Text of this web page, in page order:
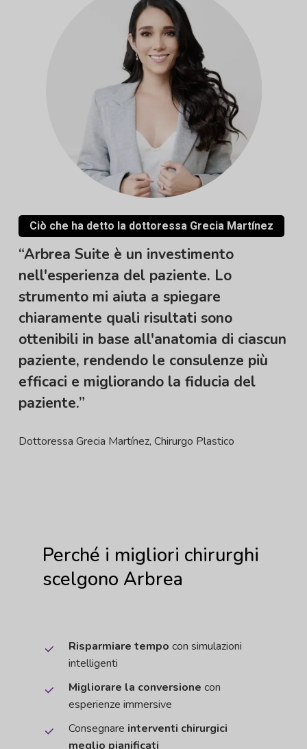
Ciò che ha detto la dottoressa Grecia Martínez
“Arbrea Suite è un investimento
nell'esperienza del paziente. Lo
strumento mi aiuta a spiegare
chiaramente quali risultati sono
ottenibili in base all'anatomia di ciascun
paziente, rendendo le consulenze più
efficaci e migliorando la fiducia del
paziente.”
Dottoressa Grecia Martínez, Chirurgo Plastico
Perché i migliori chirurghi
scelgono Arbrea
Risparmiare tempo con simulazioni
intelligenti
Migliorare la conversione con
esperienze immersive
Consegnare interventi chirurgici
meglio pianificati